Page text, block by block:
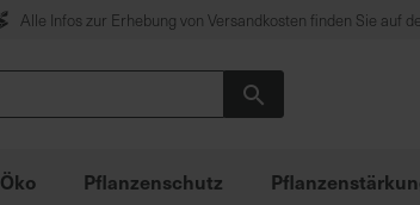
Alle Infos zur Erhebung von Versandkosten finden Sie auf
Öko Pflanzenschutz